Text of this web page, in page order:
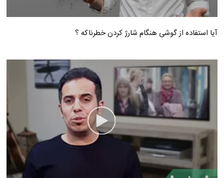
آیا استفاده از گوشی هنگام شارژ کردن خطرناکه ؟